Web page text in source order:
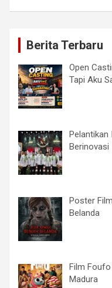
Berita Terbaru
Open
Tapi Aku
Pelantikan
Berinovasi
Poster
Belanda
Film
Madura